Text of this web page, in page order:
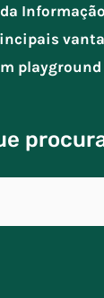
Informação
playground